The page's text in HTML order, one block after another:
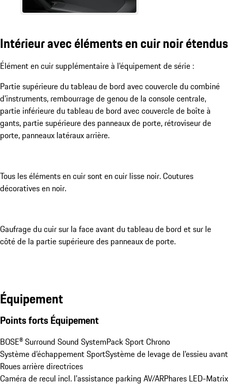
Intérieur avec éléments en cuir noir étendus
Élément en cuir supplémentaire à l'équipement de série :
Partie supérieure du tableau de bord avec couvercle du combiné
d'instruments, rembourrage de genou de la console centrale,
partie inférieure du tableau de bord avec couvercle de boîte à
gants, partie supérieure des panneaux de porte, rétroviseur de
porte, panneaux latéraux arrière.
Tous les éléments en cuir sont en cuir lisse noir. Coutures
décoratives en noir.
Gaufrage du cuir sur la face avant du tableau de bord et sur le
côté de la partie supérieure des panneaux de porte.
Équipement
Points forts Équipement
BOSE® Surround Sound SystemPack Sport Chrono
Système d’échappement SportSystème de levage de l'essieu avant
Roues arrière directrices
Caméra de recul incl. l'assistance parking AV/ARPhares LED-Matrix